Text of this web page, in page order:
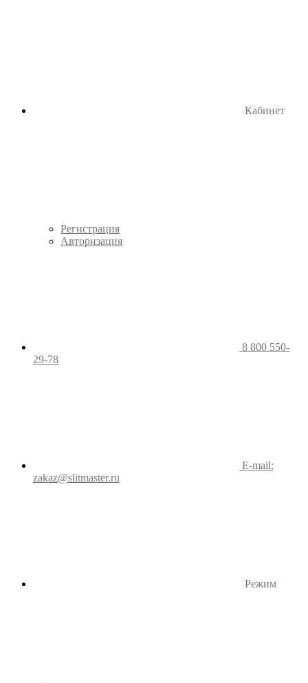
Кабинет
Регистрация
Авторизация
8 800 550-
29-78
E-mail:
zakaz@slitmaster.ru
Режим